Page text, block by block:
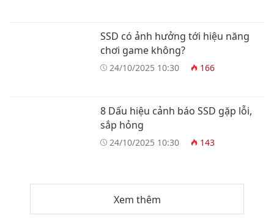
SSD có ảnh hưởng tới hiệu năng
chơi game không?
24/10/2025 10:30 166
8 Dấu hiệu cảnh báo SSD gặp lỗi,
sắp hỏng
24/10/2025 10:30 143
Xem thêm